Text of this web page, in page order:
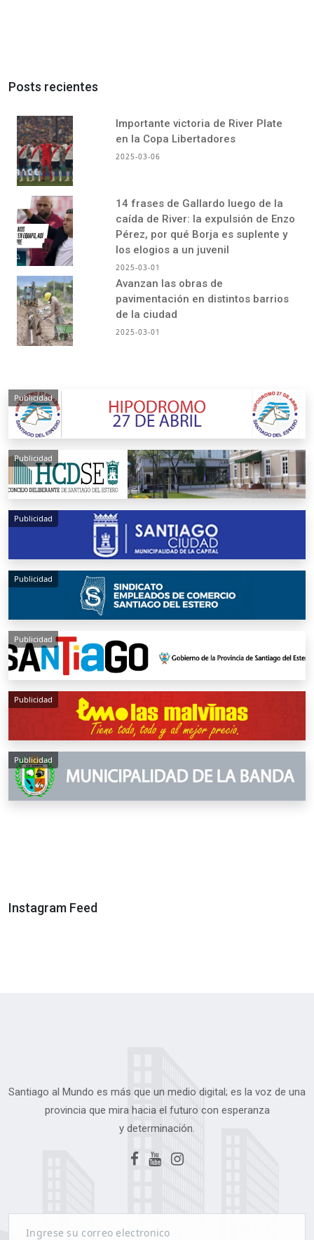
Posts recientes
Importante victoria de River Plate
en la Copa Libertadores
2025-03-06
14 frases de Gallardo luego de la
caída de River: la expulsión de Enzo
Pérez, por qué Borja es suplente y
los elogios a un juvenil
2025-03-01
Avanzan las obras de
pavimentación en distintos barrios
de la ciudad
2025-03-01
Publicidad
Publicidad
Publicidad
Publicidad
Publicidad
Publicidad
Publicidad
Instagram Feed
Santiago al Mundo es más que un medio digital; es la voz de una
provincia que mira hacia el futuro con esperanza
y determinación.